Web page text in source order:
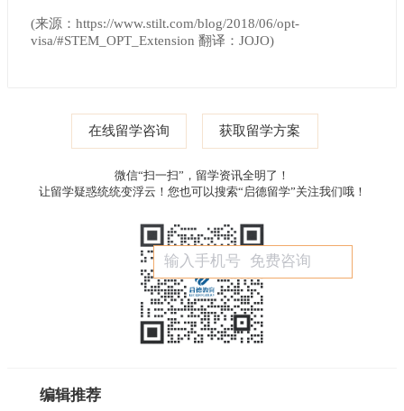
(来源：https://www.stilt.com/blog/2018/06/opt-
visa/#STEM_OPT_Extension 翻译：JOJO)
在线留学咨询 获取留学方案
微信“扫一扫”，留学资讯全明了！
让留学疑惑统统变浮云！您也可以搜索“启德留学”关注我们哦！
编辑推荐